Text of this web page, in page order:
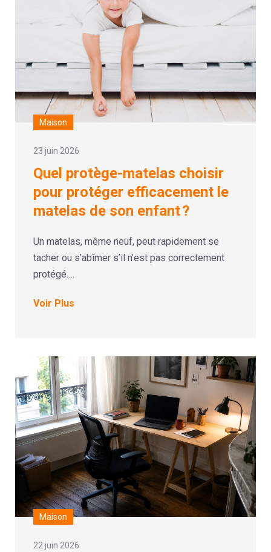
Maison
23 juin 2026
Quel protège-matelas choisir
pour protéger efficacement le
matelas de son enfant ?
Un matelas, même neuf, peut rapidement se
tacher ou s’abîmer s’il n’est pas correctement
protégé….
Voir Plus
Maison
22 juin 2026